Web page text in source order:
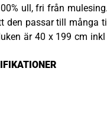
ull, fri från
den passar till många
är 40 x 199 cm